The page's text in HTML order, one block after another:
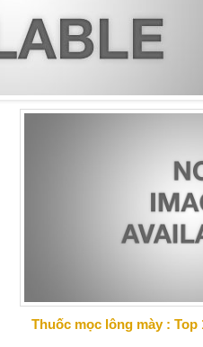
gọn gàng, hoàn hảo cho
Thuốc mọc lông mày :